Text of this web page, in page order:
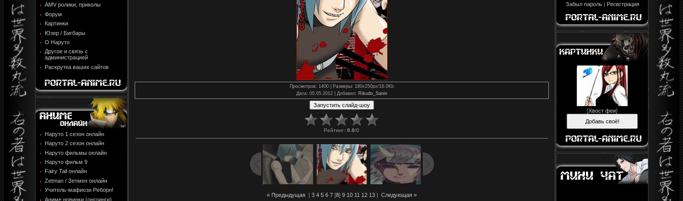
AMV ролики, приколы
Форум
Картинки
Юзер / Бигбары
О Наруто
Другое и связь с
администрацией
Раскрутка ваших сайтов
Наруто 1 сезон онлайн
Наруто 2 сезон онлайн
Наруто фильмы онлайн
Наруто фильм 9
Fairy Tail онлайн
Zetman / Зетмен онлайн
Учитель-мафиози Реборн!
Аниме новинки (онгоинги)
Просмотров: 1400 | Размеры: 180x250px/16.0Kb
Дата: 05.05.2012 | Добавил: Rikudo_Sanin
Рейтинг: 0.0/0
« Предыдущая | 3 4 5 6 7 [8] 9 10 11 12 13 | Следующая »
Забыл пароль| Регистрация
[Хвост феи]